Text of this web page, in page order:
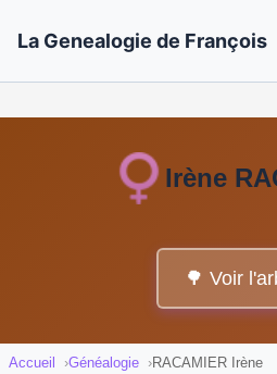
La Genealogie de François
Irène
🌳 Voir
Accueil Généalogie RACAMIER Irène